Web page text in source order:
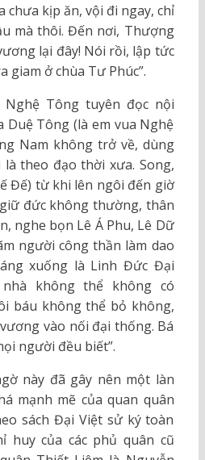
chưa kịp ăn, vội đi ngay, chỉ
mà thôi. Đến nơi, Thượng
lại đây! Nói rồi, lập tức
giam ở chùa Tư Phúc”.
Tông tuyên đọc nội
Duệ Tông (là em vua Nghệ
Nam không trở về, dùng
theo đạo thời xưa. Song,
Đế) từ khi lên ngôi đến giờ
đức không thường, thân
nghe bọn Lê Á Phu, Lê Dữ
người công thần làm dao
xuống là Linh Đức Đại
không thể không có
báu không thể bỏ không,
vào nối đại thống. Bá
người đều biết”.
này đã gây nên một làn
mạnh mẽ của quan quân
sách Đại Việt sử ký toàn
huy của các phủ quân cũ